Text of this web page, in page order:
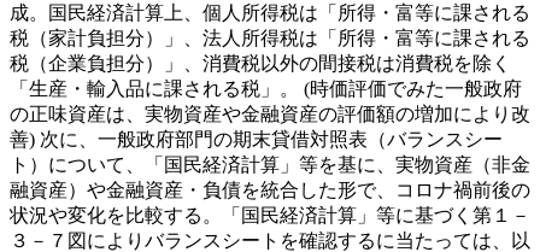
成。国民経済計算上、個人所得税は「所得・富等に課される
税（家計負担分）」、法人所得税は「所得・富等に課される
税（企業負担分）」、消費税以外の間接税は消費税を除く
「生産・輸入品に課される税」。 (時価評価でみた一般政府
の正味資産は、実物資産や金融資産の評価額の増加により改
善) 次に、一般政府部門の期末貸借対照表（バランスシー
ト）について、「国民経済計算」等を基に、実物資産（非金
融資産）や金融資産・負債を統合した形で、コロナ禍前後の
状況や変化を比較する。「国民経済計算」等に基づく第１－
３－７図によりバランスシートを確認するに当たっては、以